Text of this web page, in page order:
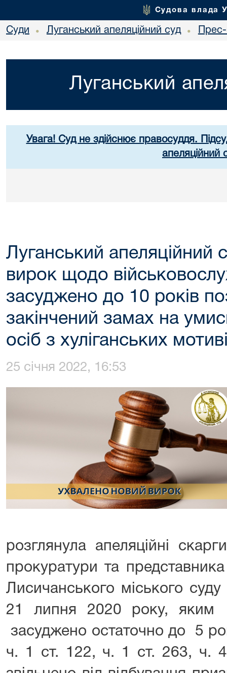
Судова влада
Суди • Луганський апеляційний суд •
Луганський
Увага! Суд не здійснює правосуддя.
апеляційний
Луганський апеляційний
вирок щодо
засуджено до 10 років
закінчений замах на
осіб з хуліганських
25 січня 2022, 16:53
розглянула апеляційні
прокуратури та
Лисичанського міського суду
21 липня 2020 року,
засуджено остаточно до 5
ч. 1 ст. 122, ч. 1 ст. 263, ч.